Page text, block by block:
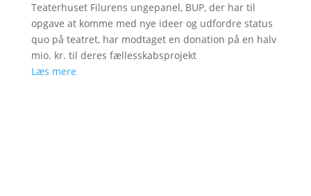
Teaterhuset Filurens ungepanel, BUP, der har til
opgave at komme med nye ideer og udfordre status
quo på teatret, har modtaget en donation på en halv
mio. kr. til deres fællesskabsprojekt
Læs mere